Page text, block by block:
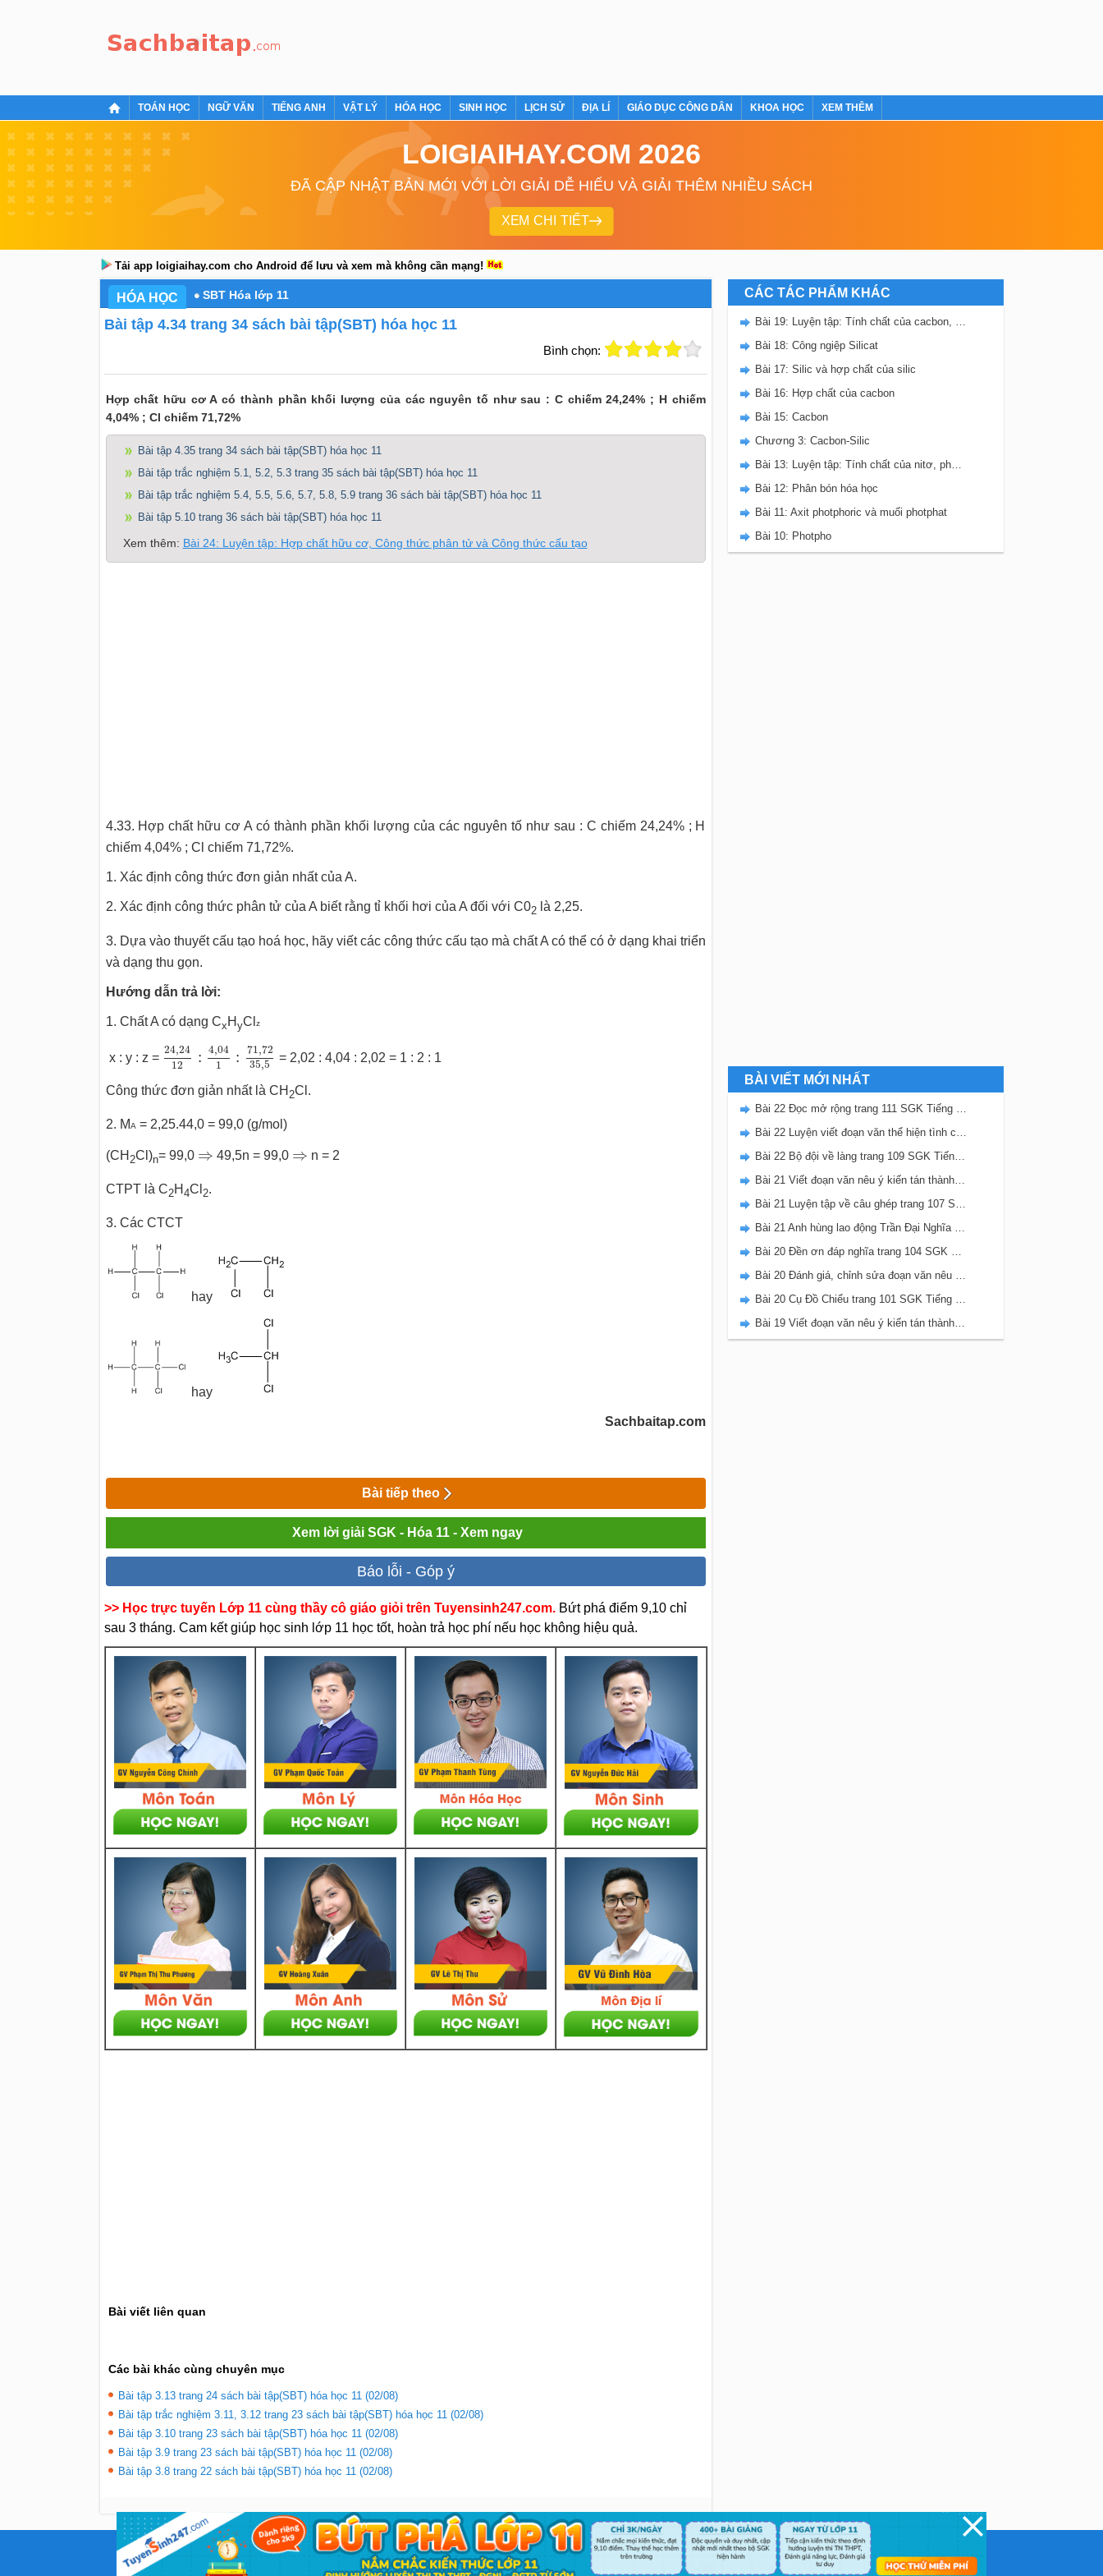
TOÁN HỌC NGỮ VĂN TIẾNG ANH VẬT LÝ HÓA HỌC SINH HỌC LỊCH SỬ ĐỊA LÍ GIÁO DỤC CÔNG DÂN KHOA HỌC XEM THÊM
LOIGIAIHAY.COM 2026
ĐÃ CẬP NHẬT BẢN MỚI VỚI LỜI GIẢI DỄ HIỂU VÀ GIẢI THÊM NHIỀU SÁCH
XEM CHI TIẾT
Tải app loigiaihay.com cho Android để lưu và xem mà không cần mạng!
HÓA HỌC SBT Hóa lớp 11
Bài tập 4.34 trang 34 sách bài tập(SBT) hóa học 11
Bình chọn:
Hợp chất hữu cơ A có thành phần khối lượng của các nguyên tố như sau : C chiếm 24,24% ; H chiếm
4,04% ; Cl chiếm 71,72%
Bài tập 4.35 trang 34 sách bài tập(SBT) hóa học 11
Bài tập trắc nghiệm 5.1, 5.2, 5.3 trang 35 sách bài tập(SBT) hóa học 11
Bài tập trắc nghiệm 5.4, 5.5, 5.6, 5.7, 5.8, 5.9 trang 36 sách bài tập(SBT) hóa học 11
Bài tập 5.10 trang 36 sách bài tập(SBT) hóa học 11
Xem thêm: Bài 24: Luyện tập: Hợp chất hữu cơ, Công thức phân tử và Công thức cấu tạo
4.33. Hợp chất hữu cơ A có thành phần khối lượng của các nguyên tố như sau : C chiếm 24,24% ; H
chiếm 4,04% ; Cl chiếm 71,72%.
1. Xác định công thức đơn giản nhất của A.
2. Xác định công thức phân tử của A biết rằng tỉ khối hơi của A đối với C02là 2,25.
3. Dựa vào thuyết cấu tạo hoá học, hãy viết các công thức cấu tạo mà chất A có thể có ở dạng khai triển
và dạng thu gọn.
Hướng dẫn trả lời:
1. Chất A có dạng Cx H yCl z
x : y : z =
24,24
12
: 4,04
1
: 71,72
35,5
24,24 12:4 041:71
= 2,02 : 4,04 : 2,02 = 1 : 2 : 1
Công thức đơn giản nhất là CH 2Cl.
2. MA = 2,25.44,0 = 99,0 (g/mol)
(CH 2Cl)n= 99,0 ⇒
⇒ 49,5n = 99,0 ⇒
⇒ n = 2
CTPT là C2H 4Cl 2.
3. Các CTCT
hay
hay
Sachbaitap.com
Bài tiếp theo
Xem lời giải SGK - Hóa 11 - Xem ngay
Báo lỗi - Góp ý
>> Học trực tuyến Lớp 11 cùng thầy cô giáo giỏi trên Tuyensinh247.com. Bứt phá điểm 9,10 chỉ
sau 3 tháng. Cam kết giúp học sinh lớp 11 học tốt, hoàn trả học phí nếu học không hiệu quả.
Bài viết liên quan
Các bài khác cùng chuyên mục
Bài tập 3.13 trang 24 sách bài tập(SBT) hóa học 11 (02/08)
Bài tập trắc nghiệm 3.11, 3.12 trang 23 sách bài tập(SBT) hóa học 11 (02/08)
Bài tập 3.10 trang 23 sách bài tập(SBT) hóa học 11 (02/08)
Bài tập 3.9 trang 23 sách bài tập(SBT) hóa học 11 (02/08)
Bài tập 3.8 trang 22 sách bài tập(SBT) hóa học 11 (02/08)
CÁC TÁC PHẨM KHÁC
Bài 19: Luyện tập: Tính chất của cacbon, silic và các hợp chất của chúng
Bài 18: Công ngiệp Silicat
Bài 17: Silic và hợp chất của silic
Bài 16: Hợp chất của cacbon
Bài 15: Cacbon
Chương 3: Cacbon-Silic
Bài 13: Luyện tập: Tính chất của nitơ, photpho và các hợp chất của chúng
Bài 12: Phân bón hóa học
Bài 11: Axit photphoric và muối photphat
Bài 10: Photpho
BÀI VIẾT MỚI NHẤT
Bài 22 Đọc mở rộng trang 111 SGK Tiếng Việt 5 Kết nối tri thức tập 2
Bài 22 Luyện viết đoạn văn thể hiện tình cảm, cảm xúc về một sự việc trang 111 SGK Tiếng Việt 5 Kết nối tri thức tập 2
Bài 22 Bộ đội về làng trang 109 SGK Tiếng Việt 5 Kết nối tri thức tập 2
Bài 21 Viết đoạn văn nêu ý kiến tán thành một sự việc, hiện tượng (Bài viết số 2) trang 108 SGK Tiếng Việt 5 Kết nối tri thức tập 2
Bài 21 Luyện tập về câu ghép trang 107 SGK Tiếng Việt 5 Kết nối tri thức tập 2
Bài 21 Anh hùng lao động Trần Đại Nghĩa trang 106 SGK Tiếng Việt 5 Kết nối tri thức tập 2
Bài 20 Đền ơn đáp nghĩa trang 104 SGK Tiếng Việt 5 Kết nối tri thức tập 2
Bài 20 Đánh giá, chỉnh sửa đoạn văn nêu ý kiến tán thành một sự vật, hiện tượng trang 103 SGK Tiếng Việt 5 Kết nối tri thức tập 2
Bài 20 Cụ Đồ Chiểu trang 101 SGK Tiếng Việt 5 Kết nối tri thức tập 2
Bài 19 Viết đoạn văn nêu ý kiến tán thành một sự việc, hiện tượng (Bài viết số 1) trang 100 SGK Tiếng Việt 5 Kết nối tri thức tập 2
Liên hệ| Chính sách
Copyright 2018 - Sachbaitap.com